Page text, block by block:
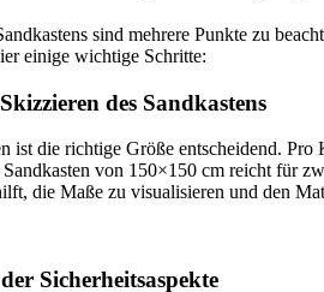
sind mehrere Punkte zu
einige wichtige Schritte:
des Sandkastens
ist die richtige Größe entscheidend.
von 150×150 cm reicht für
die Maße zu visualisieren und den
Sicherheitsaspekte